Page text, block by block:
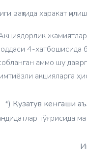
вақтида харакат
4-
аммо шу
акцияларга
*) Кузатув кенгаши
тўғрисида